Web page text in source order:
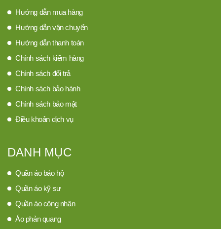
Hướng dẫn mua hàng
Hướng dẫn vận chuyển
Hướng dẫn thanh toán
Chính sách kiểm hàng
Chính sách đổi trả
Chính sách bảo hành
Chính sách bảo mật
Điều khoản dịch vụ
DANH MỤC
Quần áo bảo hộ
Quần áo kỹ sư
Quần áo công nhân
Áo phản quang